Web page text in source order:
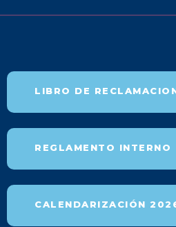
LIBRO DE
REGLAMENTO INTERNO
CALENDARIZACIÓN